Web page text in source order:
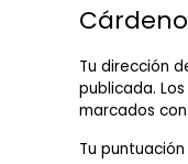
Tu dirección
publicada.
marcados con
Tu puntuación